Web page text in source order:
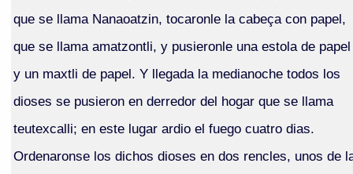
que se llama Nanaoatzin, tocaronle la cabeça con papel,
que se llama amatzontli, y pusieronle una estola de papel
y un maxtli de papel. Y llegada la medianoche todos los
dioses se pusieron en derredor del hogar que se llama
teutexcalli; en este lugar ardio el fuego cuatro dias.
Ordenaronse los dichos dioses en dos rencles, unos de